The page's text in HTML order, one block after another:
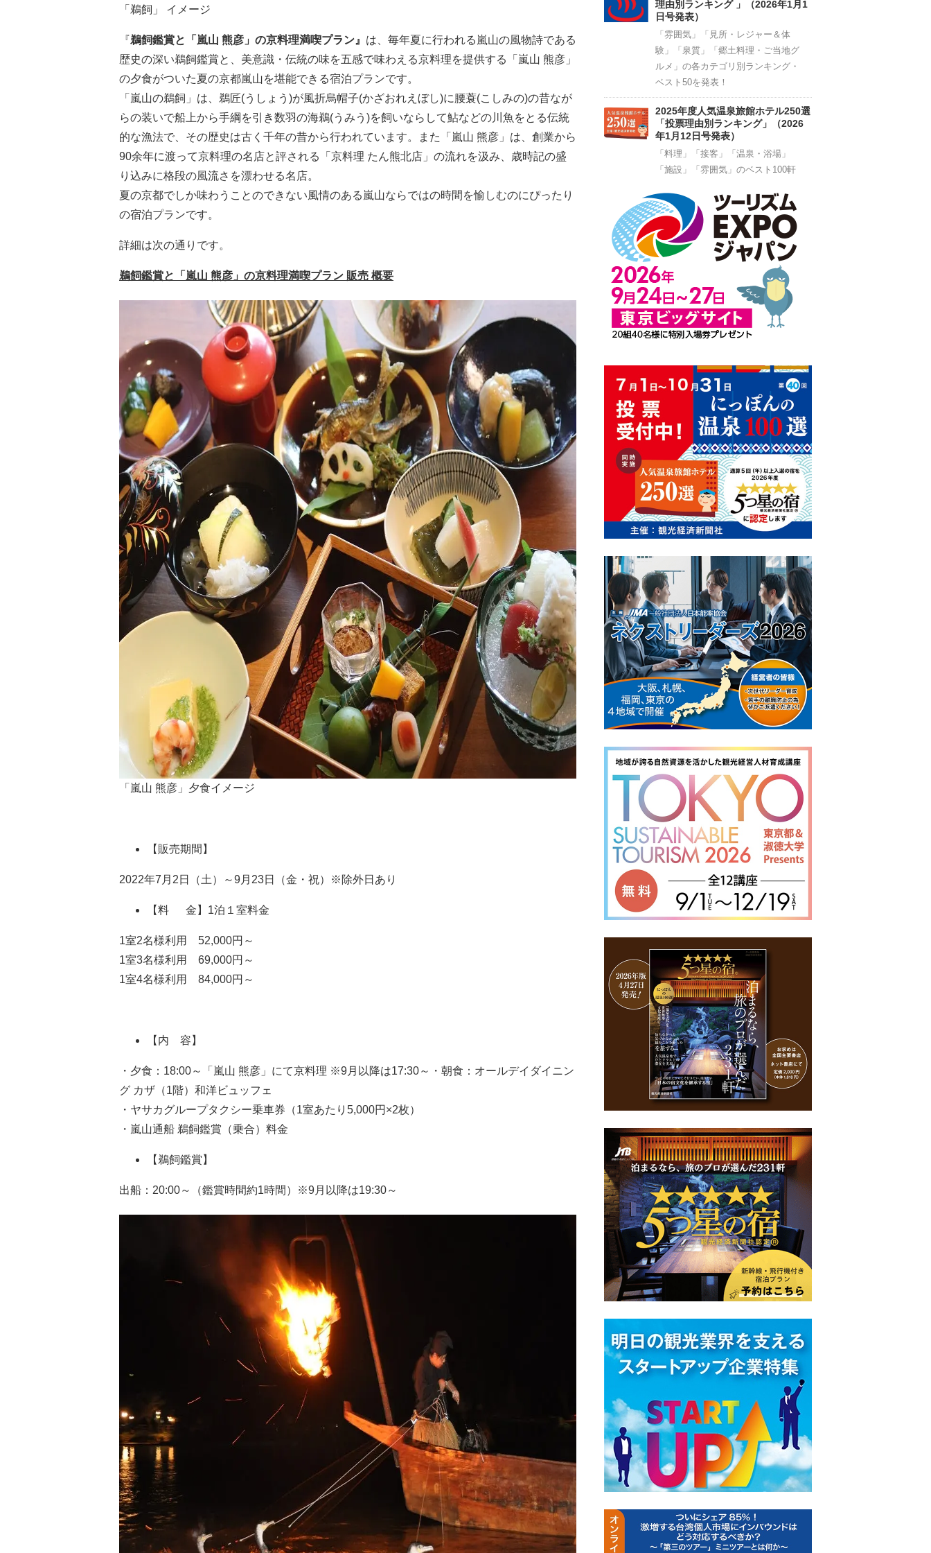
「鵜飼」 イメージ
『 鵜飼鑑賞と「嵐山 熊彦」の京料理満喫プラン』 は、毎年夏に行われる嵐山の風物詩である
歴史の深い鵜飼鑑賞と、美意識・伝統の味を五感で味わえる京料理を提供する「嵐山 熊彦」
の夕食がついた夏の京都嵐山を堪能できる宿泊プランです。
「嵐山の鵜飼」は、鵜匠(うしょう)が風折烏帽子(かざおれえぼし)に腰蓑(こしみの)の昔なが
らの装いで船上から手綱を引き数羽の海鵜(うみう)を飼いならして鮎などの川魚をとる伝統
的な漁法で、その歴史は古く千年の昔から行われています。また「嵐山 熊彦」は、創業から
90余年に渡って京料理の名店と評される「京料理 たん熊北店」の流れを汲み、歳時記の盛
り込みに格段の風流さを漂わせる名店。
夏の京都でしか味わうことのできない風情のある嵐山ならではの時間を愉しむのにぴったり
の宿泊プランです。
詳細は次の通りです。
鵜飼鑑賞と「嵐山 熊彦」の京料理満喫プラン 販売 概要
「嵐山 熊彦」夕食イメージ
【販売期間】
2022年7月2日（土）～9月23日（金・祝）※除外日あり
【料 金】1泊１室料金
1室2名様利用 52,000円～
1室3名様利用 69,000円～
1室4名様利用 84,000円～
【内 容】
・夕食：18:00～「嵐山 熊彦」にて京料理 ※9月以降は17:30～・朝食：オールデイダイニン
グ カザ（1階）和洋ビュッフェ
・ヤサカグループタクシー乗車券（1室あたり5,000円×2枚）
・嵐山通船 鵜飼鑑賞（乗合）料金
【鵜飼鑑賞】
出船：20:00～（鑑賞時間約1時間）※9月以降は19:30～
理由別ランキング 」（2026年1月1
日号発表）
「雰囲気」「見所・レジャー＆体
験」「泉質」「郷土料理・ご当地グ
ルメ」の各カテゴリ別ランキング・
ベスト50を発表！
2025年度人気温泉旅館ホテル250選
「投票理由別ランキング」（2026
年1月12日号発表）
「料理」「接客」「温泉・浴場」
「施設」「雰囲気」のベスト100軒